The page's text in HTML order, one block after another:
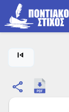
skip_previous
share